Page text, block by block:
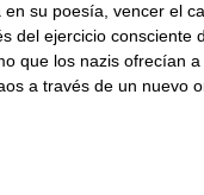
su poesía, vencer el
del ejercicio consciente
que los nazis ofrecían
a través de un nuevo